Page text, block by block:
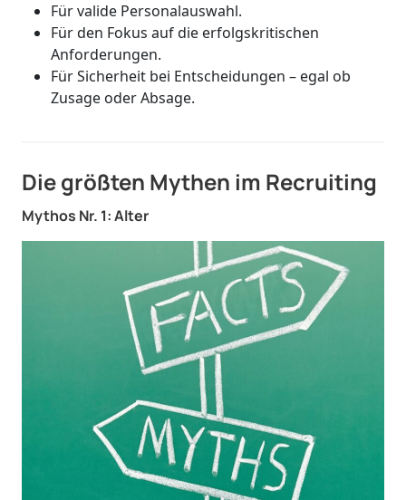
Für valide Personalauswahl.
Für den Fokus auf die erfolgskritischen
Anforderungen.
Für Sicherheit bei Entscheidungen – egal ob
Zusage oder Absage.
Die größten Mythen im Recruiting
Mythos Nr. 1: Alter